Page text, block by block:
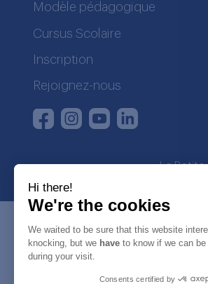
Hi there!
We're the cookies
We waited to be sure that this website
knocking, but we have to know if we can
during your visit.
Consents certified by
Modèle pédagogique
Cursus Scolaire
Inscription
Rejoignez-nous
FacebookInstagram
Youtube
La Petite